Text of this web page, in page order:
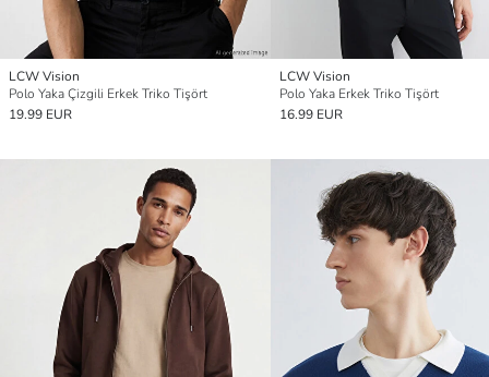
LCW Vision
Polo Yaka Çizgili Erkek Triko Tişört
19.99 EUR
LCW Vision
Polo Yaka Erkek Triko Tişört
16.99 EUR